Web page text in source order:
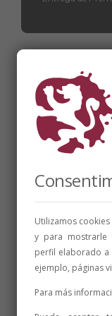
Utilizamos
y para mostrarle
perfil elaborado
ejemplo, páginas
Para más